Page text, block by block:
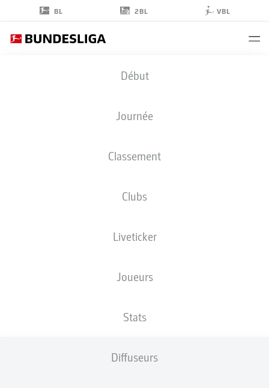
BL 2BL VBL
Début
Journée
Classement
Clubs
Liveticker
Joueurs
Stats
Diffuseurs